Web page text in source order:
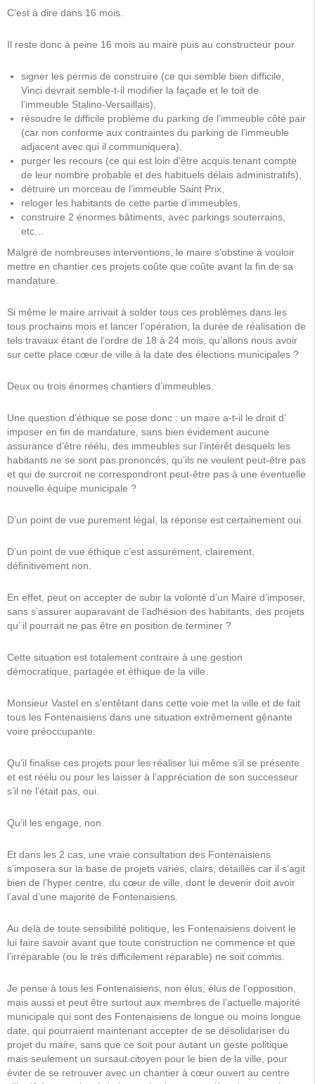
C’est à dire dans 16 mois.
Il reste donc à peine 16 mois au maire puis au constructeur pour
signer les permis de construire (ce qui semble bien difficile,
Vinci devrait semble-t-il modifier la façade et le toit de
l’immeuble Stalino-Versaillais),
résoudre le difficile problème du parking de l’immeuble côté pair
(car non conforme aux contraintes du parking de l’immeuble
adjacent avec qui il communiquera),
purger les recours (ce qui est loin d’être acquis tenant compte
de leur nombre probable et des habituels délais administratifs),
détruire un morceau de l’immeuble Saint Prix,
reloger les habitants de cette partie d’immeubles,
construire 2 énormes bâtiments, avec parkings souterrains,
etc…
Malgré de nombreuses interventions, le maire s’obstine à vouloir
mettre en chantier ces projets coûte que coûte avant la fin de sa
mandature.
Si même le maire arrivait à solder tous ces problèmes dans les
tous prochains mois et lancer l’opération, la durée de réalisation de
tels travaux étant de l’ordre de 18 à 24 mois, qu’allons nous avoir
sur cette place cœur de ville à la date des élections municipales ?
Deux ou trois énormes chantiers d’immeubles.
Une question d’éthique se pose donc : un maire a-t-il le droit d’
imposer en fin de mandature, sans bien évidement aucune
assurance d’être réélu, des immeubles sur l’intérêt desquels les
habitants ne se sont pas prononcés, qu’ils ne veulent peut-être pas
et qui de surcroit ne correspondront peut-être pas à une éventuelle
nouvelle équipe municipale ?
D’un point de vue purement légal, la réponse est certainement oui.
D’un point de vue éthique c’est assurément, clairement,
définitivement non.
En effet, peut on accepter de subir la volonté d’un Maire d’imposer,
sans s’assurer auparavant de l’adhésion des habitants, des projets
qu’ il pourrait ne pas être en position de terminer ?
Cette situation est totalement contraire à une gestion
démocratique, partagée et éthique de la ville.
Monsieur Vastel en s’entêtant dans cette voie met la ville et de fait
tous les Fontenaisiens dans une situation extrêmement gênante
voire préoccupante.
Qu’il finalise ces projets pour les réaliser lui même s’il se présente
et est réélu ou pour les laisser à l’appréciation de son successeur
s’il ne l’était pas, oui.
Qu’il les engage, non.
Et dans les 2 cas, une vraie consultation des Fontenaisiens
s’imposera sur la base de projets variés, clairs, détaillés car il s’agit
bien de l’hyper centre, du cœur de ville, dont le devenir doit avoir
l’aval d’une majorité de Fontenaisiens.
Au delà de toute sensibilité politique, les Fontenaisiens doivent le
lui faire savoir avant que toute construction ne commence et que
l’irréparable (ou le très difficilement réparable) ne soit commis.
Je pense à tous les Fontenaisiens, non élus, élus de l’opposition,
mais aussi et peut être surtout aux membres de l’actuelle majorité
municipale qui sont des Fontenaisiens de longue ou moins longue
date, qui pourraient maintenant accepter de se désolidariser du
projet du maire, sans que ce soit pour autant un geste politique
mais seulement un sursaut citoyen pour le bien de la ville, pour
éviter de se retrouver avec un chantier à cœur ouvert au centre